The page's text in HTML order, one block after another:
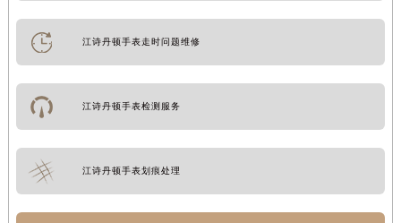
江诗丹顿手表走时问题维修
江诗丹顿手表检测服务
江诗丹顿手表划痕处理